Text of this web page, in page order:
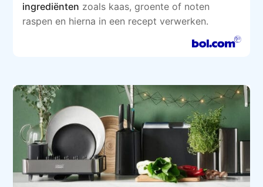
ingrediënten zoals kaas, groente of noten
raspen en hierna in een recept verwerken.